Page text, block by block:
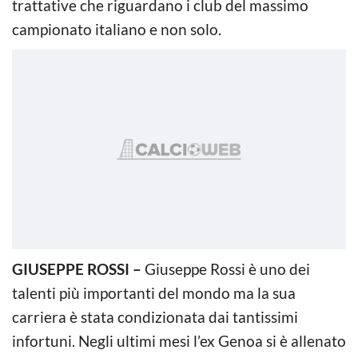
trattative che riguardano i club del massimo
campionato italiano e non solo.
GIUSEPPE ROSSI – Giuseppe Rossi è uno dei
talenti più importanti del mondo ma la sua
carriera è stata condizionata dai tantissimi
infortuni. Negli ultimi mesi l’ex Genoa si è allenato